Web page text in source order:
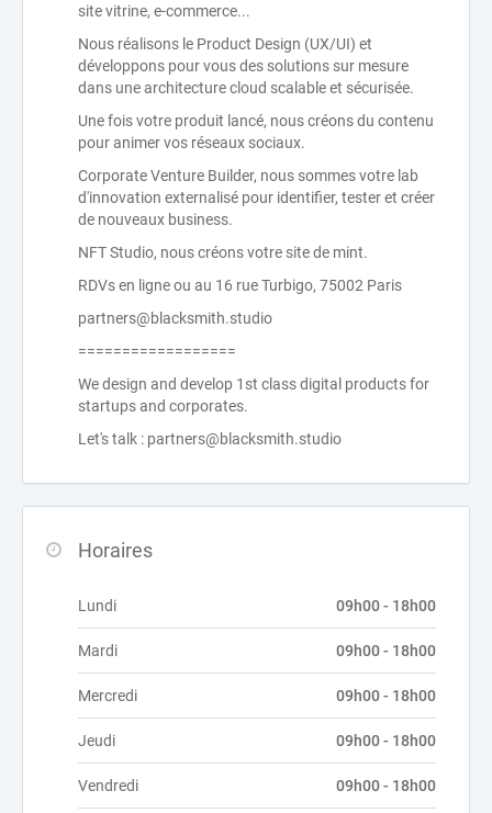
site vitrine, e-commerce...
Nous réalisons le Product Design (UX/UI) et
développons pour vous des solutions sur mesure
dans une architecture cloud scalable et sécurisée.
Une fois votre produit lancé, nous créons du contenu
pour animer vos réseaux sociaux.
Corporate Venture Builder, nous sommes votre lab
d'innovation externalisé pour identifier, tester et créer
de nouveaux business.
NFT Studio, nous créons votre site de mint.
RDVs en ligne ou au 16 rue Turbigo, 75002 Paris
partners@blacksmith.studio
==================
We design and develop 1st class digital products for
startups and corporates.
Let's talk : partners@blacksmith.studio
Horaires
Lundi 09h00 - 18h00
Mardi 09h00 - 18h00
Mercredi 09h00 - 18h00
Jeudi 09h00 - 18h00
Vendredi 09h00 - 18h00